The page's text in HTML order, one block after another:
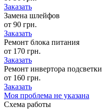
Заказать
Замена шлейфов
от 90 грн.
Заказать
Ремонт блока питания
от 170 грн.
Заказать
Ремонт инвертора подсветки
от 160 грн.
Заказать
Моя проблема не указана
Схема работы